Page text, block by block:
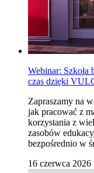
Webinar: Szkoła
czas dzięki
Zapraszamy na
jak pracować z
korzystania z
zasobów
bezpośrednio w
16 czerwca 2026